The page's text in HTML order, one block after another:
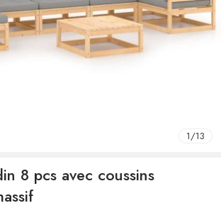
1/13
8 pcs avec coussins